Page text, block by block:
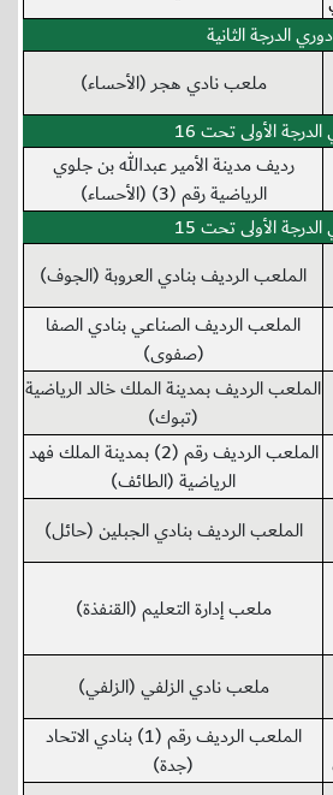
دوري الدرجة الثانية
ملعب نادي هجر (الأحساء)
الأولى تحت 16
رديف مدينة الأمير عبدالله بن جلوي
الرياضية رقم (3) (الأحساء)
الأولى تحت 15
الملعب الرديف بنادي العروبة (الجوف)
الملعب الرديف الصناعي بنادي الصفا
(صفوى)
الملعب الرديف بمدينة الملك خالد الرياضية
(تبوك)
الملعب الرديف رقم (2) بمدينة الملك فهد
الرياضية (الطائف)
الملعب الرديف بنادي الجبلين (حائل)
ملعب إدارة التعليم (القنفذة)
ملعب نادي الزلفي (الزلفي)
الملعب الرديف رقم (1) بنادي الاتحاد
(جدة)